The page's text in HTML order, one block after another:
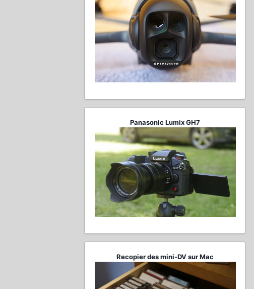
Panasonic Lumix GH7
Recopier des mini-DV sur Mac